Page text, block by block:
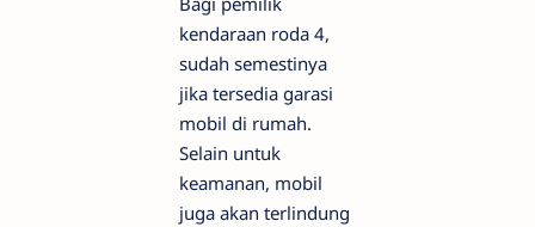
kendaraan roda 4,
sudah semestinya
jika tersedia garasi
mobil di rumah.
Selain untuk
keamanan, mobil
juga akan terlindung